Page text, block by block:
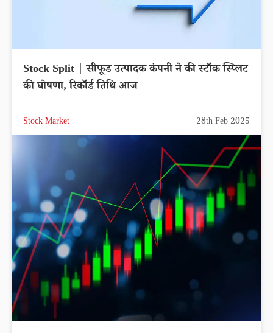
Stock Split | सीफूड उत्पादक कंपनी ने की स्टॉक स्प्लिट
की घोषणा, रिकॉर्ड तिथि आज
Stock Market 28th Feb 2025